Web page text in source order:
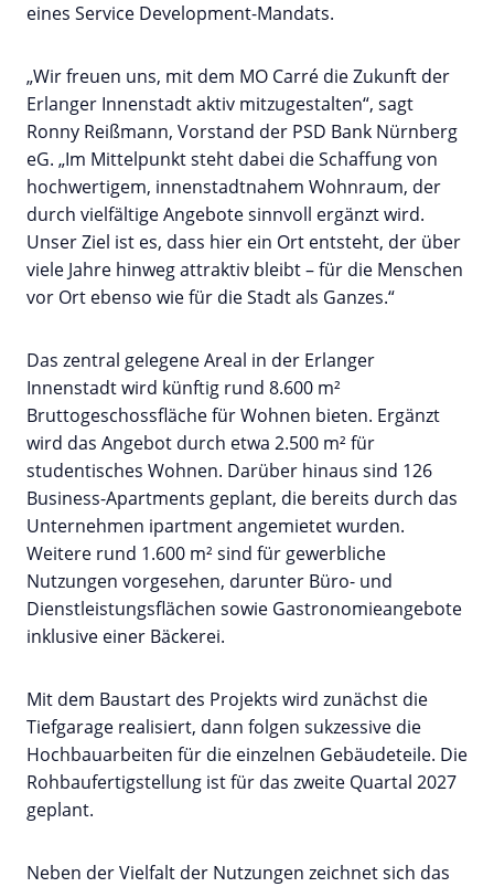
eines Service Development-Mandats.
„Wir freuen uns, mit dem MO Carré die Zukunft der
Erlanger Innenstadt aktiv mitzugestalten“, sagt
Ronny Reißmann, Vorstand der PSD Bank Nürnberg
eG. „Im Mittelpunkt steht dabei die Schaffung von
hochwertigem, innenstadtnahem Wohnraum, der
durch vielfältige Angebote sinnvoll ergänzt wird.
Unser Ziel ist es, dass hier ein Ort entsteht, der über
viele Jahre hinweg attraktiv bleibt – für die Menschen
vor Ort ebenso wie für die Stadt als Ganzes.“
Das zentral gelegene Areal in der Erlanger
Innenstadt wird künftig rund 8.600 m²
Bruttogeschossfläche für Wohnen bieten. Ergänzt
wird das Angebot durch etwa 2.500 m² für
studentisches Wohnen. Darüber hinaus sind 126
Business-Apartments geplant, die bereits durch das
Unternehmen ipartment angemietet wurden.
Weitere rund 1.600 m² sind für gewerbliche
Nutzungen vorgesehen, darunter Büro- und
Dienstleistungsflächen sowie Gastronomieangebote
inklusive einer Bäckerei.
Mit dem Baustart des Projekts wird zunächst die
Tiefgarage realisiert, dann folgen sukzessive die
Hochbauarbeiten für die einzelnen Gebäudeteile. Die
Rohbaufertigstellung ist für das zweite Quartal 2027
geplant.
Neben der Vielfalt der Nutzungen zeichnet sich das